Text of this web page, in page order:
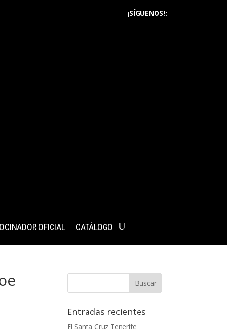
¡SÍGUENOS!:
OFICIAL CATÁLOGO
Entradas recientes
El Santa Cruz Tenerife